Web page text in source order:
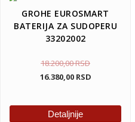
GROHE EUROSMART
BATERIJA ZA SUDOPERU
33202002
18.200,00RSD
16.380,00 RSD
Detaljnije